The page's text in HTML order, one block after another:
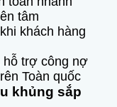
tâm
khách hàng
trợ công nợ
Toàn quốc
khủng sắp